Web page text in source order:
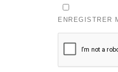
ENREGISTRER